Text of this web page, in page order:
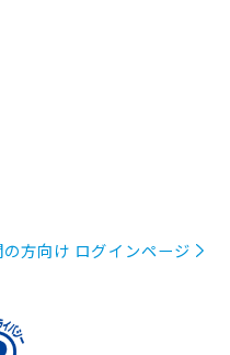
方向け ログインページ